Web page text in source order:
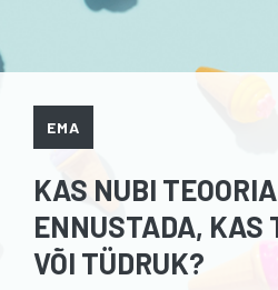
EMA
KAS NUBI
ENNUSTADA, KAS
VÕI TÜDRUK?